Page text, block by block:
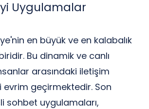
Uygulamalar
en büyük ve en kalabalık
Bu dinamik ve canlı
arasındaki iletişim
evrim geçirmektedir. Son
sohbet uygulamaları,